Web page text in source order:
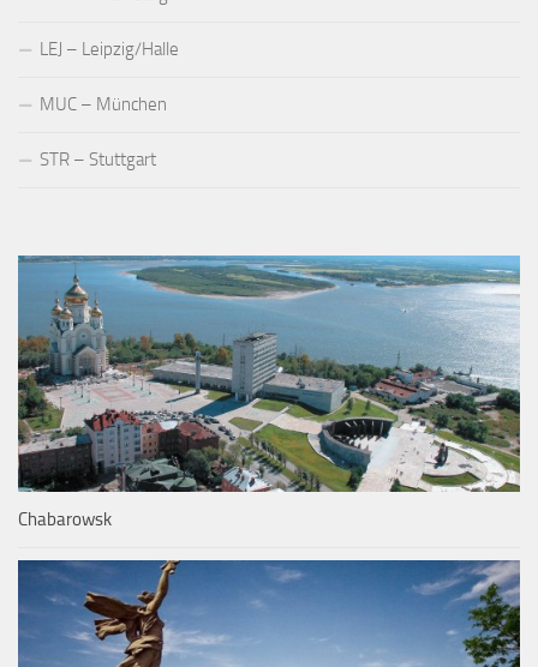
LEJ – Leipzig/Halle
MUC – München
STR – Stuttgart
Chabarowsk